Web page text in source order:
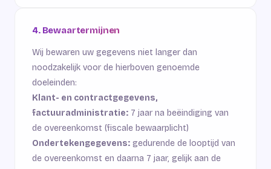
4. Bewaartermijnen
Wij bewaren uw gegevens niet langer dan
noodzakelijk voor de hierboven genoemde
doeleinden:
Klant- en contractgegevens,
factuuradministratie: 7 jaar na beëindiging van
de overeenkomst (fiscale bewaarplicht)
Ondertekengegevens: gedurende de looptijd van
de overeenkomst en daarna 7 jaar, gelijk aan de